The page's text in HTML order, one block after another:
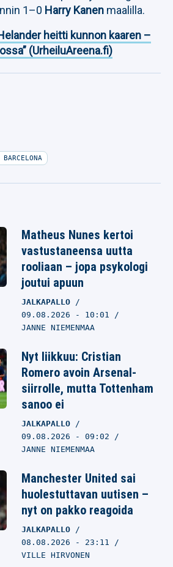
1–0 Harry Kanen maalilla.
heitti kunnon kaaren –
(UrheiluAreena.fi)
BARCELONA
Matheus Nunes kertoi
vastustaneensa uutta
rooliaan – jopa psykologi
joutui apuun
JALKAPALLO
09.08.2026 - 10:01
JANNE NIEMENMAA
Nyt liikkuu: Cristian
Romero avoin Arsenal-
siirrolle, mutta Tottenham
sanoo ei
JALKAPALLO
09.08.2026 - 09:02
JANNE NIEMENMAA
Manchester United sai
huolestuttavan uutisen –
nyt on pakko reagoida
JALKAPALLO
08.08.2026 - 23:11
VILLE HIRVONEN